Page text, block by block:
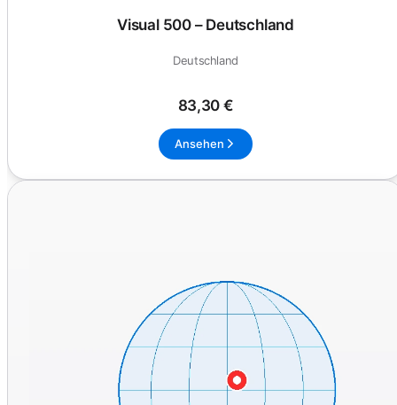
Visual 500 – Deutschland
Deutschland
83,30 €
Ansehen